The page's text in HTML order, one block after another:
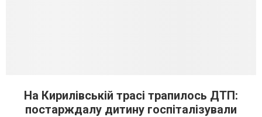
На Кирилівській трасі трапилось ДТП:
постарждалу дитину госпіталізували